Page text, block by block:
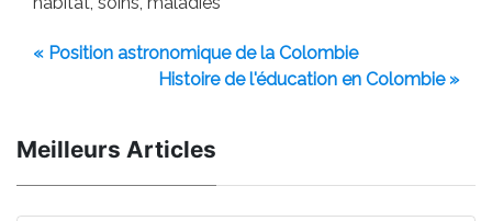
« Position astronomique de la Colombie
Histoire de l'éducation en Colombie »
Meilleurs Articles